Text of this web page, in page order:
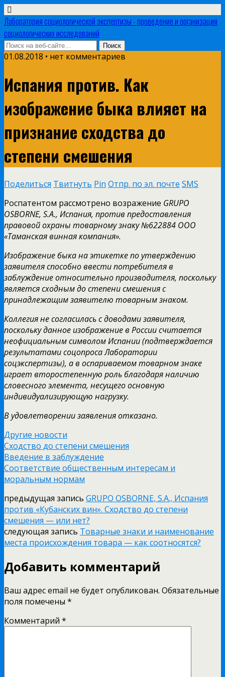
Лаборатория социологической экспертизы - проведение и организация
социологических исследований
01.08.2018 • нет комментариев
Испания против. Как
изображение быка влияет на
признание сходства до
степени смешения
Поделиться Твитнуть Pin Отпр. по эл. почте SMS
Роспатентом рассмотрено возражение GRUPO
OSBORNE, S.A., Испания, против предоставления
правовой охраны товарному знаку №622884 ООО
«Таманская винная компания».
Изображение быка на этикетке по утверждению
заявителя способно ввести потребителя в
заблуждение относительно производителя, поскольку
является сходным до степени смешения с
принадлежащим заявителю товарным знаком.
Коллегия не согласилась с доводами заявителя,
поскольку данное изображение в России считается
неофициальным символом Испании (подтверждается
результатами соцопроса Лаборатории
соцэкспертизы), а в оспариваемом товарном знаке
играет второстепенную роль благодаря наличию
словесного элемента, несущего основную
индивидуализирующую нагрузку.
В удовлетворении заявления отказано.
Другие новости
Сходство до степени смешения
Введение в заблуждение
Соответствие общественным интересам и
моральным нормам
предыдущая запись GRUPO OSBORNE, S.A., Испания
против «Кубанских вин». Сходство до степени
смешения — или нет?
следующая запись Товарные знаки и наименование
места происхождения товара — как соотносятся?
Добавить комментарий
Ваш адрес email не будет опубликован. Обязательные
поля помечены *
Комментарий *